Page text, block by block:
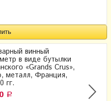
винный
в виде бутылки
«Grands Crus»,
металл, Франция,
гг.
Р